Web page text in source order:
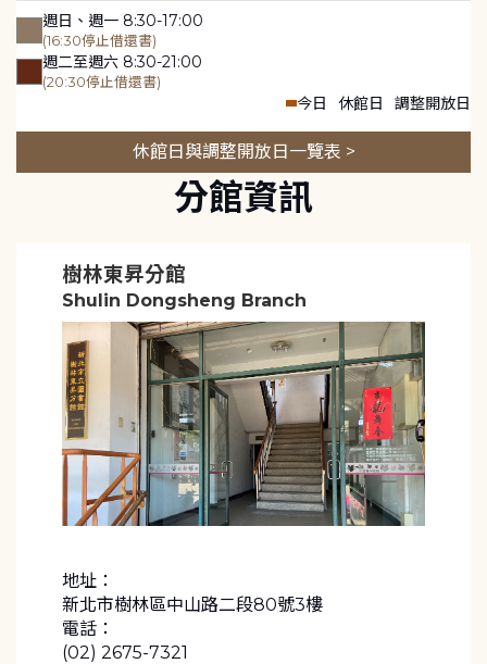
週日、週一 8:30-17:00
(16:30停止借還書)
週二至週六 8:30-21:00
(20:30停止借還書)
今日 休館日 調整開放日
休館日與調整開放日一覽表 >
分館資訊
樹林東昇分館
Shulin Dongsheng Branch
地址：
新北市樹林區中山路二段80號3樓
電話：
(02) 2675-7321